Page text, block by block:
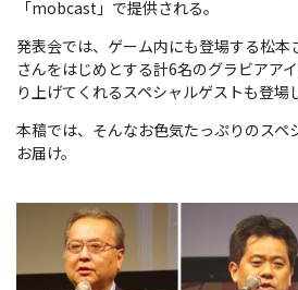
「mobcast」で提供される。
発表会では、ゲーム内にも登場する松
さんをはじめとする計6名のグラビアア
り上げてくれるスペシャルゲストも登場
本稿では、そんなお色気たっぷりのスペ
お届け。